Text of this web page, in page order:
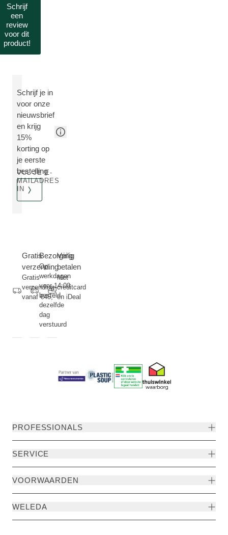
Schrijf
een
review
voor dit
product!
Schrijf je in
voor onze
nieuwsbrief
en krijg
15%
korting op
je eerste
bestelling
VUL JE E-
MAILADRES
IN
Gratis
verzending
Gratis
verzending
vanaf €45,-
Bezorging
Op
werkdagen
voor 14:00
besteld,
dezelfde
dag
verstuurd
Veilig
betalen
Met
creditcard
en iDeal
PROFESSIONALS
SERVICE
VOORWAARDEN
WELEDA